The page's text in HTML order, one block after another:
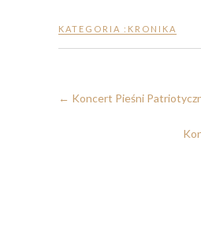
KATEGORIA : KRONIKA
← Koncert Pieśni